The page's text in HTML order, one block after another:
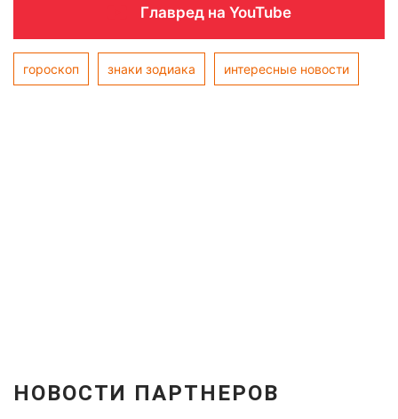
Главред на YouTube
гороскоп знаки зодиака интересные новости